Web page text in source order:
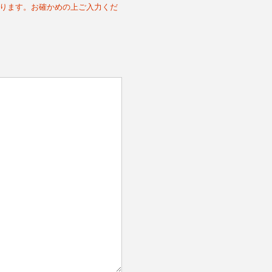
ます。お確かめの上ご入力くだ